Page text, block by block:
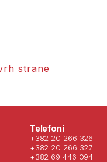
strane
Telefoni
+382 20 266 326
+382 20 266 327
+382 69 446 094